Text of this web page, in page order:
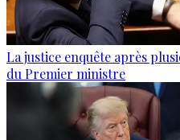
La justice enquête après
du Premier ministre